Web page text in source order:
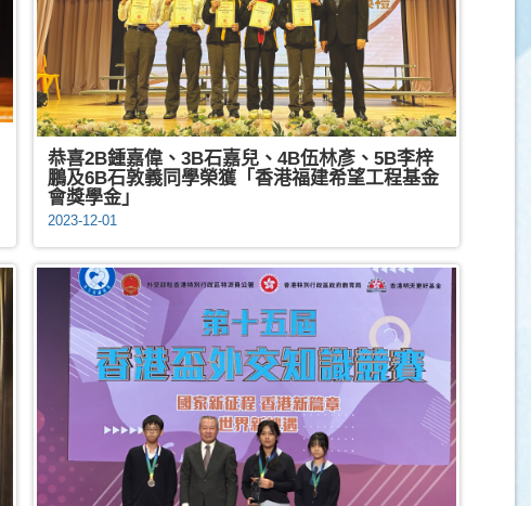
恭喜2B鍾嘉偉、3B石嘉兒、4B伍林彥、5B李梓
鵬及6B石敦義同學榮獲「香港福建希望工程基金
會獎學金」
2023-12-01